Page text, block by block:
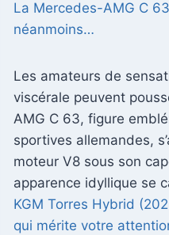
La Mercedes-AMG C
néanmoins…
Les amateurs de
viscérale peuvent
AMG C 63, figure
sportives allemandes,
moteur V8 sous son
apparence idyllique se
KGM Torres Hybrid
qui mérite votre